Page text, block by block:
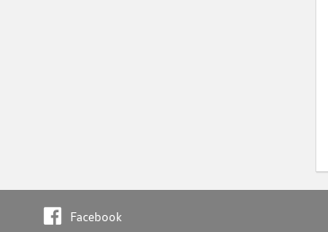
Facebook